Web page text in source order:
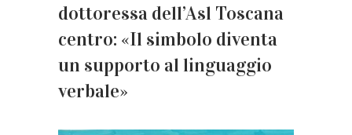
dottoressa dell’Asl Toscana
centro: «Il simbolo diventa
un supporto al linguaggio
verbale»